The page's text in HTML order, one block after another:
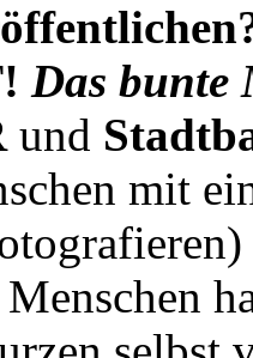
Das bunte
und
mit